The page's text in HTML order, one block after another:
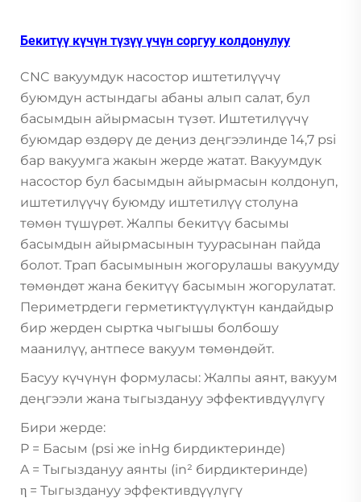
Бекитүү күчүн түзүү үчүн соргуу колдонулуу
CNC вакуумдук насостор иштетилүүчү
буюмдун астындагы абаны алып салат, бул
басымдын айырмасын түзөт. Иштетилүүчү
буюмдар өздөрү де деңиз деңгээлинде 14,7 psi
бар вакуумга жакын жерде жатат. Вакуумдук
насостор бул басымдын айырмасын колдонуп,
иштетилүүчү буюмду иштетилүү столуна
төмөн түшүрөт. Жалпы бекитүү басымы
басымдын айырмасынын туурасынан пайда
болот. Трап басымынын жогорулашы вакуумду
төмөндөт жана бекитүү басымын жогорулатат.
Периметрдеги герметиктүүлүктүн кандайдыр
бир жерден сыртка чыгышы болбошу
маанилүү, антпесе вакуум төмөндөйт.
Басуу күчүнүн формуласы: Жалпы аянт, вакуум
деңгээли жана тыгыздануу эффективдүүлүгү
Бири жерде:
P = Басым (psi же inHg бирдиктеринде)
A = Тыгыздануу аянты (in² бирдиктеринде)
η = Тыгыздануу эффективдүүлүгү